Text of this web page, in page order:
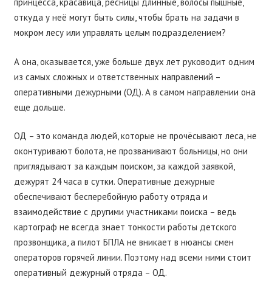
откуда у неё могут быть силы, чтобы брать на задачи в
мокром лесу или управлять целым подразделением?
А она, оказывается, уже больше двух лет руководит одним
из самых сложных и ответственных направлений –
оперативными дежурными (ОД). А в самом направлении она
еще дольше.
ОД – это команда людей, которые не прочёсывают леса, не
оконтуривают болота, не прозванивают больницы, но они
приглядывают за каждым поиском, за каждой заявкой,
дежурят 24 часа в сутки. Оперативные дежурные
обеспечивают бесперебойную работу отряда и
взаимодействие с другими участниками поиска – ведь
картограф не всегда знает тонкости работы детского
прозвонщика, а пилот БПЛА не вникает в нюансы смен
операторов горячей линии. Поэтому над всеми ними стоит
оперативный дежурный отряда – ОД.